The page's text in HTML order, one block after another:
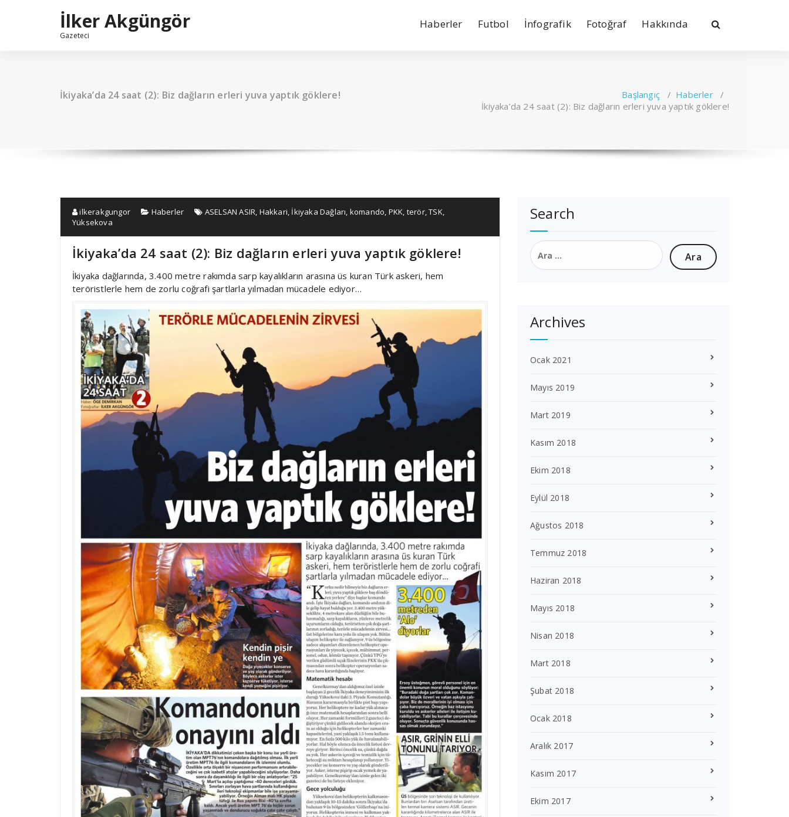
İlker Akgüngör
Gazeteci
Haberler Futbol İnfografik Fotoğraf Hakkında
İkiyaka’da 24 saat (2): Biz dağların erleri yuva yaptık göklere! Başlangıç/ Haberler/
İkiyaka’da 24 saat (2): Biz dağların erleri yuva yaptık göklere!
ilkerakgungor Haberler ASELSAN ASIR, Hakkari, İkiyaka Dağları, komando, PKK, terör,TSK,
Yüksekova
İkiyaka’da 24 saat (2): Biz dağların erleri yuva yaptık göklere!
İkiyaka dağlarında, 3.400 metre rakımda sarp kayalıkların arasına üs kuran Türk askeri, hem
teröristlerle hem de zorlu coğrafi şartlarla yılmadan mücadele ediyor…
Search
Arama:
Archives
Ocak 2021
Mayıs 2019
Mart 2019
Kasım 2018
Ekim 2018
Eylül 2018
Ağustos 2018
Temmuz 2018
Haziran 2018
Mayıs 2018
Nisan 2018
Mart 2018
Şubat 2018
Ocak 2018
Aralık 2017
Kasım 2017
Ekim 2017